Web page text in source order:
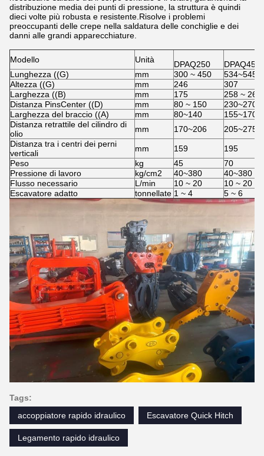
distribuzione media dei punti di pressione, la struttura è quindi
dieci volte più robusta e resistente.Risolve i problemi
preoccupanti delle crepe nella saldatura delle conchiglie e dei
danni alle grandi apparecchiature.
Modello Unità DPAQ250
DPAQ450
Lunghezza ((G)
mm 300 ~ 450
534~545
Altezza ((G)
mm 246
307
Larghezza ((B)
mm 175
258 ~ 263
Distanza PinsCenter ((D)
mm 80 ~ 150
230~270
Larghezza del braccio ((A)
mm 80~140
155~170
Distanza retrattile del cilindro di
olio
mm 170~206
205~275
Distanza tra i centri dei perni
verticali
mm 159
195
Peso
kg 45
70
Pressione di lavoro
kg/cm2 40~380
40~380
Flusso necessario
L/min 10 ~ 20
10 ~ 20
Escavatore adatto
tonnellate 1 ~ 4 5 ~ 6
Tags:
accoppiatore rapido idraulico
Escavatore Quick Hitch
Legamento rapido idraulico